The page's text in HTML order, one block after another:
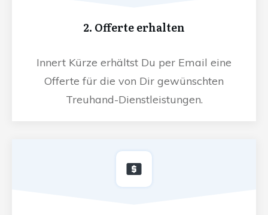
2. Offerte erhalten
Innert Kürze erhältst Du per Email eine
Offerte für die von Dir gewünschten
Treuhand-Dienstleistungen.